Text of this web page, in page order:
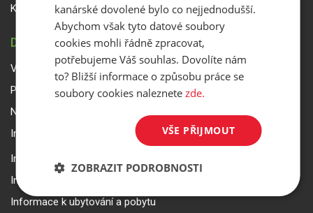
Kontakty
DŮLEŽITÉ INFORMACE
Všeobecné smluvní podmínky a reklamační řád
Přepravní podmínky Smartwings
Nastavení a ochrana soukromí
Informace k rezervaci zájezdu
Informace k pojištění
Informace k letecké přepravě
Informace k ubytování a pobytu
kanárské dovolené bylo co nejjednodušší.
Abychom však tyto datové soubory
cookies mohli řádně zpracovat,
potřebujeme Váš souhlas. Dovolíte nám
to? Bližší informace o způsobu práce se
soubory cookies naleznete zde.
VŠE PŘIJMOUT
ZOBRAZIT PODROBNOSTI